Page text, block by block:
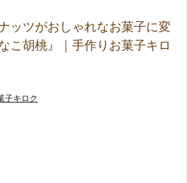
ッツがおしゃれなお菓子に変
こ胡桃』｜手作りお菓子キロ
子キロク